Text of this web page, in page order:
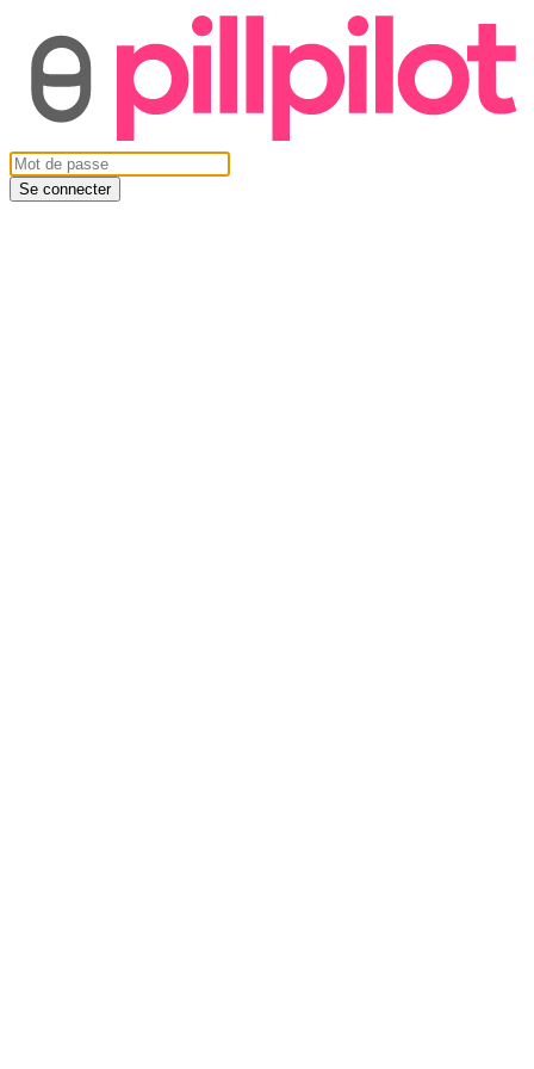
Se connecter